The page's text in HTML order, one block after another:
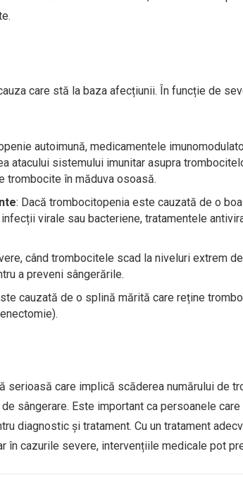
care stă la baza afecțiunii. În funcție de
autoimună, medicamentele
atacului sistemului imunitar asupra
trombocite în măduva osoasă.
: Dacă trombocitopenia este cauzată de o
virale sau bacteriene, tratamentele
când trombocitele scad la niveluri extrem
a preveni sângerările.
cauzată de o splină mărită care reține
serioasă care implică scăderea numărului de
sângerare. Este important ca persoanele
diagnostic și tratament. Cu un tratament
în cazurile severe, intervențiile medicale pot